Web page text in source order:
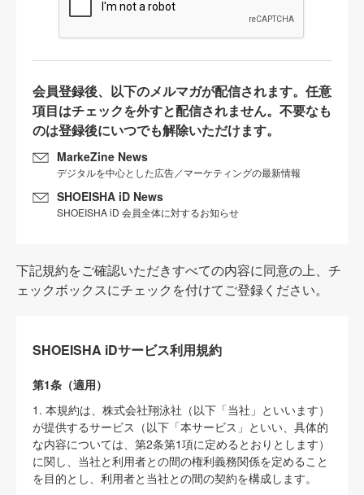
会員登録後、以下のメルマガが配信されます。任意
項目はチェックを外すと配信されません。不要なも
のは登録後にいつでも解除いただけます。
MarkeZine News
デジタルを中心とした広告／マーケティングの最新情報
SHOEISHA iD News
SHOEISHA iD 会員全体に対するお知らせ
下記規約をご確認いただきすべての内容に同意の上、チ
ェックボックスにチェックを付けてご登録ください。
SHOEISHA iDサービス利用規約
第1条（適用）
1. 本規約は、株式会社翔泳社（以下「当社」といいます）
が提供するサービス（以下「本サービス」といい、具体的
な内容については、第2条第1項に定めるとおりとします）
に関し、当社と利用者との間の権利義務関係を定めること
を目的とし、利用者と当社との間の契約を構成します。